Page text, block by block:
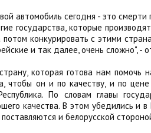
автомобиль сегодня - это
государства, которые
конкурировать с этими
и так далее, очень сложно", -
которая готова нам
чтобы он и по качеству, и по
По словам главы
качества. В этом убедились и
и белорусской